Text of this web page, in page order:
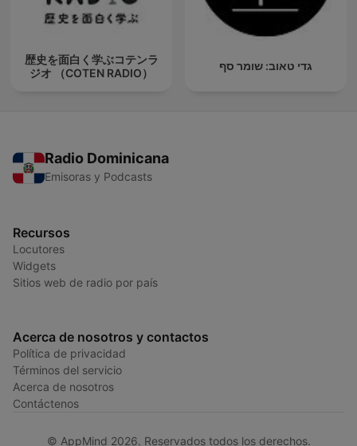
歴史を面白く学ぶコテンラ
ジオ （COTEN RADIO）
גדי טאוב: שומר סף
Radio Dominicana
Emisoras y Podcasts
Recursos
Locutores
Widgets
Sitios web de radio por país
Acerca de nosotros y contactos
Política de privacidad
Términos del servicio
Acerca de nosotros
Contáctenos
© AppMind 2026. Reservados todos los derechos.